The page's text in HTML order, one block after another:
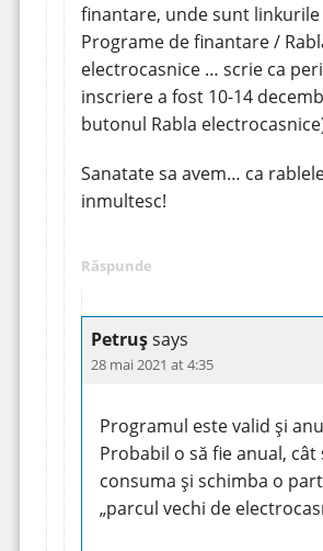
finantare, unde sunt linkurile
Programe de finantare /
electrocasnice … scrie ca
inscriere a fost 10-14
butonul Rabla
Sanatate sa avem… ca
inmultesc!
Răspunde
Petrușsays
28 mai 2021 at 4:35
Programul este valid și
Probabil o să fie anual, cât
consuma și schimba o
„parcul vechi de